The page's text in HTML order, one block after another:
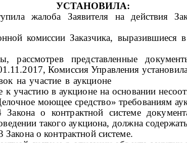
УСТАНОВИЛА:
жалоба Заявителя на действия
комиссии Заказчика, выразившиеся
рассмотрев представленные
, Комиссия Управления
заявок на участие в
к участию в аукционе на основании
моющее средство» требованиям
о контрактной системе
такого аукциона, должна
Закона о контрактной системе.